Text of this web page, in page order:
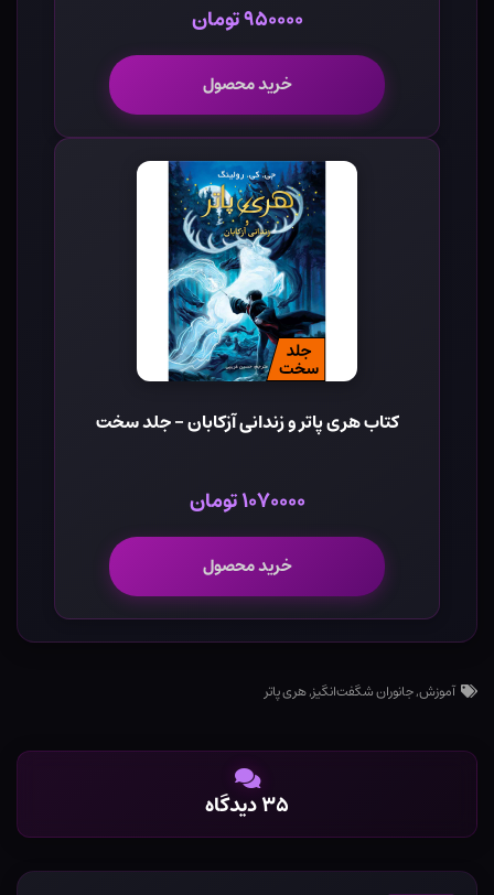
۹۵۰۰۰۰ تومان
خرید محصول
کتاب هری پاتر و زندانی آزکابان - جلد سخت
۱۰۷۰۰۰۰ تومان
خرید محصول
آموزش,جانوران شگفت‌انگیز,هری پاتر
۳۵ دیدگاه